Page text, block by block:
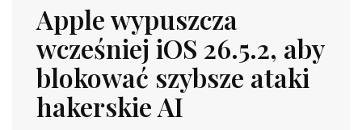
Apple wypuszcza
wcześniej iOS 26.5.2, aby
blokować szybsze ataki
hakerskie AI